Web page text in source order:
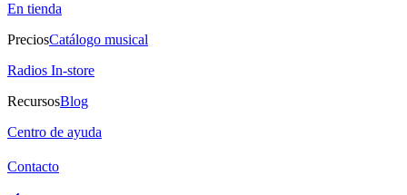
En tienda
PreciosCatálogo musical
Radios In-store
RecursosBlog
Centro de ayuda
Contacto